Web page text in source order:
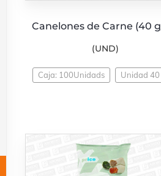
Canelones de Carne (40
(UND)
Caja: 100Unidads Unidad 40